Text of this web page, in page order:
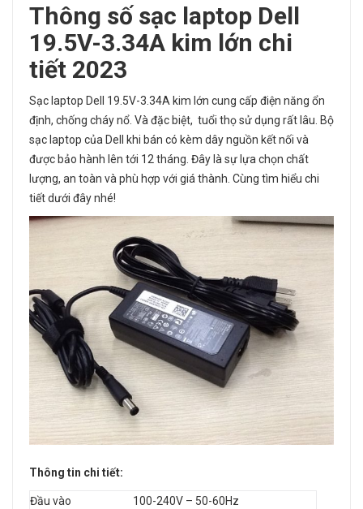
Thông số sạc laptop Dell
19.5V-3.34A kim lớn chi
tiết 2023
Sạc laptop Dell 19.5V-3.34A kim lớn cung cấp điện năng ổn
định, chống cháy nổ. Và đặc biệt, tuổi thọ sử dụng rất lâu. Bộ
sạc laptop của Dell khi bán có kèm dây nguồn kết nối và
được bảo hành lên tới 12 tháng. Đây là sự lựa chọn chất
lượng, an toàn và phù hợp với giá thành. Cùng tìm hiểu chi
tiết dưới đây nhé!
Thông tin chi tiết:
Đầu vào
100-240V – 50-60Hz